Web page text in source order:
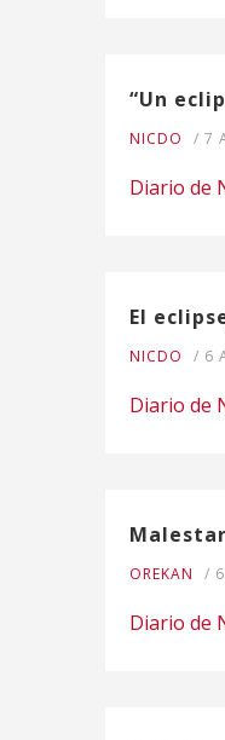
“Un
NICDO / 7
Diario de
El
NICDO / 6
Diario de
OREKAN /
Diario de